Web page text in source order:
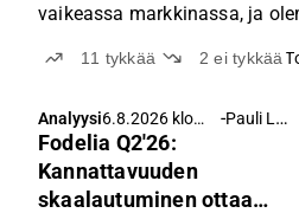
vaikeassa markkinassa, ja
asuntomarkkinan tilanne
11 tykkää 2ei tykkää
Analyysi6.8.2026 klo
6.02
- Pauli Lohi
Fodelia Q2'26:
Kannattavuuden
skaalautuminen ottaa